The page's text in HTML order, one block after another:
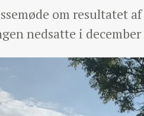
om resultatet
nedsatte i december